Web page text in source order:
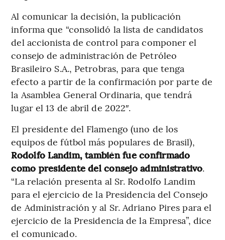
Al comunicar la decisión, la publicación
informa que “consolidó la lista de candidatos
del accionista de control para componer el
consejo de administración de Petróleo
Brasileiro S.A., Petrobras, para que tenga
efecto a partir de la confirmación por parte de
la Asamblea General Ordinaria, que tendrá
lugar el 13 de abril de 2022″.
El presidente del Flamengo (uno de los
equipos de fútbol más populares de Brasil),
Rodolfo Landim, también fue confirmado
como presidente del consejo administrativo.
“La relación presenta al Sr. Rodolfo Landim
para el ejercicio de la Presidencia del Consejo
de Administración y al Sr. Adriano Pires para el
ejercicio de la Presidencia de la Empresa”, dice
el comunicado.